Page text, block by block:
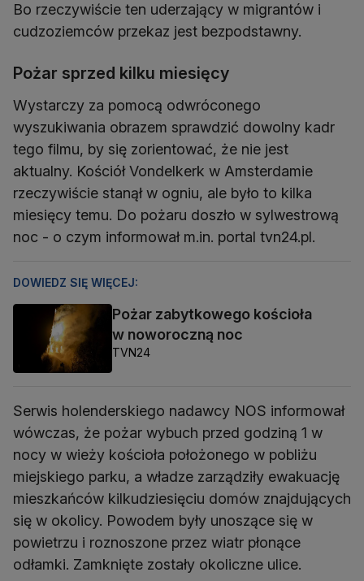
Bo rzeczywiście ten uderzający w migrantów i
cudzoziemców przekaz jest bezpodstawny.
Pożar sprzed kilku miesięcy
Wystarczy za pomocą odwróconego
wyszukiwania obrazem sprawdzić dowolny kadr
tego filmu, by się zorientować, że nie jest
aktualny. Kościół Vondelkerk w Amsterdamie
rzeczywiście stanął w ogniu, ale było to kilka
miesięcy temu. Do pożaru doszło w sylwestrową
noc - o czym informował m.in. portal tvn24.pl.
DOWIEDZ SIĘ WIĘCEJ:
Pożar zabytkowego kościoła
w noworoczną noc
TVN24
Serwis holenderskiego nadawcy NOS informował
wówczas, że pożar wybuch przed godziną 1 w
nocy w wieży kościoła położonego w pobliżu
miejskiego parku, a władze zarządziły ewakuację
mieszkańców kilkudziesięciu domów znajdujących
się w okolicy. Powodem były unoszące się w
powietrzu i roznoszone przez wiatr płonące
odłamki. Zamknięte zostały okoliczne ulice.